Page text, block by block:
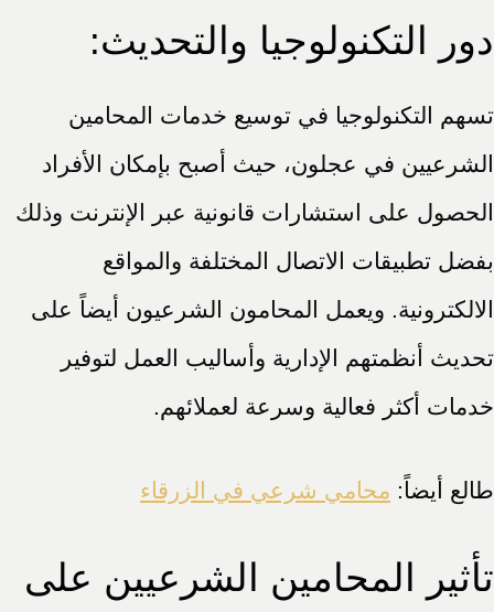
دور التكنولوجيا والتحديث:
تسهم التكنولوجيا في توسيع خدمات المحامين
الشرعيين في عجلون، حيث أصبح بإمكان الأفراد
الحصول على استشارات قانونية عبر الإنترنت وذلك
بفضل تطبيقات الاتصال المختلفة والمواقع
الالكترونية. ويعمل المحامون الشرعيون أيضاً على
تحديث أنظمتهم الإدارية وأساليب العمل لتوفير
خدمات أكثر فعالية وسرعة لعملائهم.
طالع أيضاً: محامي شرعي في الزرقاء
تأثير المحامين الشرعيين على